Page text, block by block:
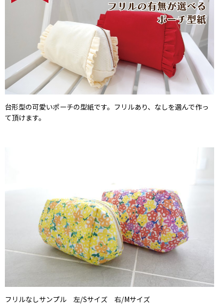
台形型の可愛いポーチの型紙です。 フリルあり、なしを選んで作っ
て頂けます。
フリルなしサンプル 左/Sサイズ 右/Mサイズ